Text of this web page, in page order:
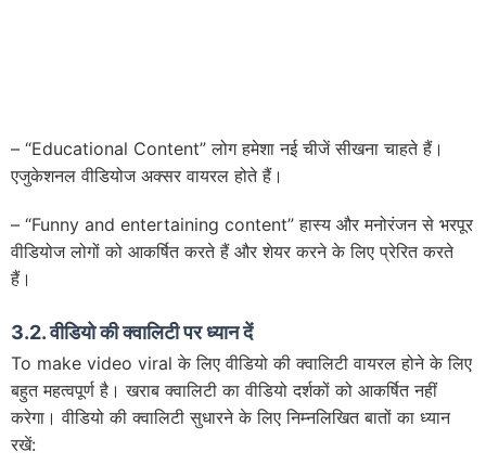
– “Educational Content” लोग हमेशा नई चीजें सीखना चाहते हैं।
एजुकेशनल वीडियोज अक्सर वायरल होते हैं।
– “Funny and entertaining content” हास्य और मनोरंजन से भरपूर
वीडियोज लोगों को आकर्षित करते हैं और शेयर करने के लिए प्रेरित करते
हैं।
3.2. वीडियो की क्वालिटी पर ध्यान दें
To make video viral के लिए वीडियो की क्वालिटी वायरल होने के लिए
बहुत महत्वपूर्ण है। खराब क्वालिटी का वीडियो दर्शकों को आकर्षित नहीं
करेगा। वीडियो की क्वालिटी सुधारने के लिए निम्नलिखित बातों का ध्यान
रखें: